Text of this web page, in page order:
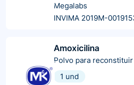
Megalabs
INVIMA 2019M-
Amoxicilina
Polvo para
1 und